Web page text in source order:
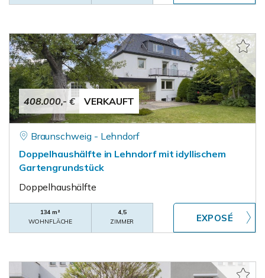
408.000,- € VERKAUFT
Braunschweig - Lehndorf
Doppelhaushälfte in Lehndorf mit idyllischem
Gartengrundstück
Doppelhaushälfte
134 m²
WOHNFLÄCHE
4,5
ZIMMER